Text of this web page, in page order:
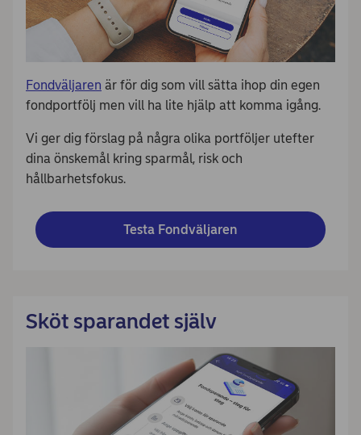
Fondväljaren är för dig som vill sätta ihop din egen
fondportfölj men vill ha lite hjälp att komma igång.
Vi ger dig förslag på några olika portföljer utefter
dina önskemål kring sparmål, risk och
hållbarhetsfokus.
Testa Fondväljaren
Sköt sparandet själv